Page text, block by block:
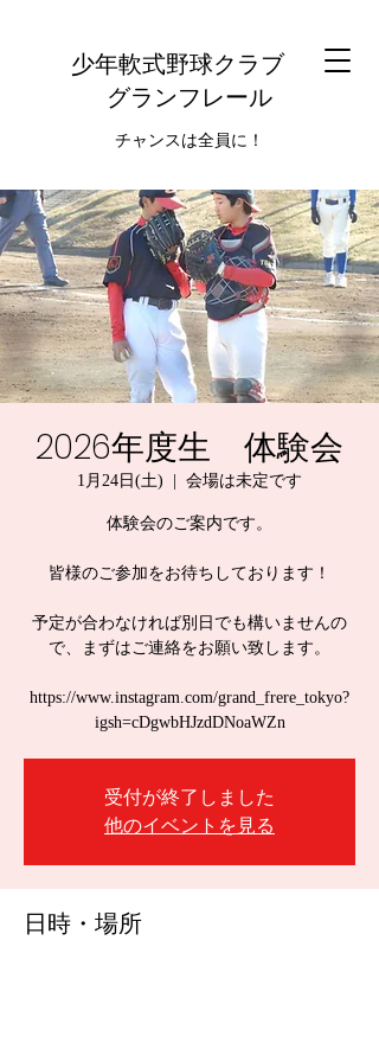
少年軟式野球クラブ
グランフレール
チャンスは全員に！
2026年度生 体験会
1月24日(土) 会場は未定です
体験会のご案内です。
皆様のご参加をお待ちしております！
予定が合わなければ別日でも構いませんの
で、まずはご連絡をお願い致します。
https://www.instagram.com/grand_frere_tokyo?
igsh=cDgwbHJzdDNoaWZn
受付が終了しました
他のイベントを見る
日時・場所